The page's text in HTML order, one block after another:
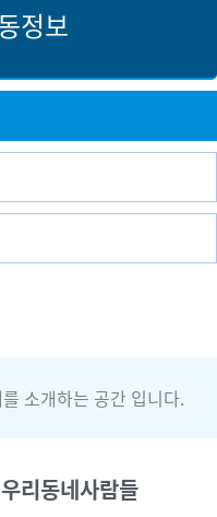
정보
소개하는 공간 입니다.
리동네사람들